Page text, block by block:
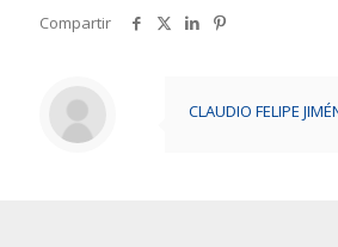
Compartir
CLAUDIO FELIPE